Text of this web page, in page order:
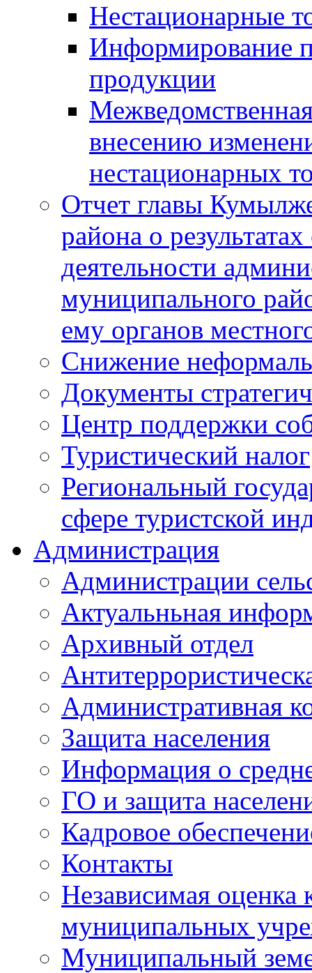
Нестационарные
Информирование
продукции
внесению
нестационарных
Отчет главы
района о
деятельности
муниципального
ему органов
Снижение
Документы
Центр поддержки
Туристический налог
Региональный
сфере туристской
Администрация
Администрации
Актуальньная
Архивный отдел
Административная
Защита населения
Информация о
ГО и защита
Кадровое
Контакты
Независимая оценка
муниципальных
Муниципальный